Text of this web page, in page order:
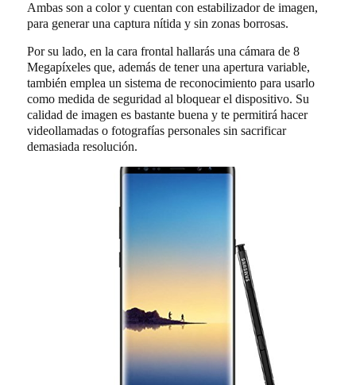
Ambas son a color y cuentan con estabilizador de imagen,
para generar una captura nítida y sin zonas borrosas.
Por su lado, en la cara frontal hallarás una cámara de 8
Megapíxeles que, además de tener una apertura variable,
también emplea un sistema de reconocimiento para usarlo
como medida de seguridad al bloquear el dispositivo. Su
calidad de imagen es bastante buena y te permitirá hacer
videollamadas o fotografías personales sin sacrificar
demasiada resolución.